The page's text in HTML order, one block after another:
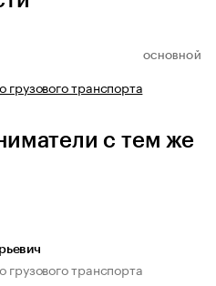
ОСНОВНОЙ
грузового транспорта
с тем же
грузового транспорта